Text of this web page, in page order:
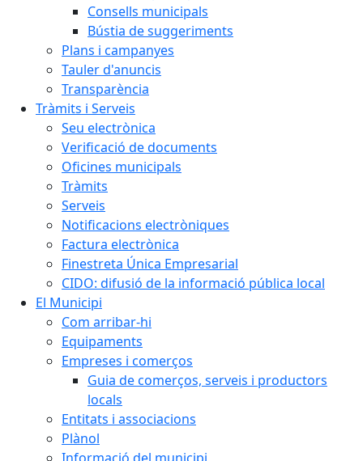
Consells municipals
Bústia de suggeriments
Plans i campanyes
Tauler d'anuncis
Transparència
Tràmits i Serveis
Seu electrònica
Verificació de documents
Oficines municipals
Tràmits
Serveis
Notificacions electròniques
Factura electrònica
Finestreta Única Empresarial
CIDO: difusió de la informació pública local
El Municipi
Com arribar-hi
Equipaments
Empreses i comerços
Guia de comerços, serveis i productors
locals
Entitats i associacions
Plànol